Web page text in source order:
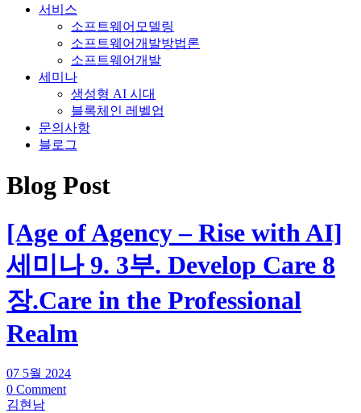
서비스
소프트웨어모델링
소프트웨어개발방법론
소프트웨어개발
세미나
생성형 AI 시대
블록체인 레벨업
문의사항
블로그
Blog Post
[Age of Agency – Rise with AI]
세미나 9. 3부. Develop Care 8
장.Care in the Professional
Realm
07 5월 2024
0 Comment
김현남